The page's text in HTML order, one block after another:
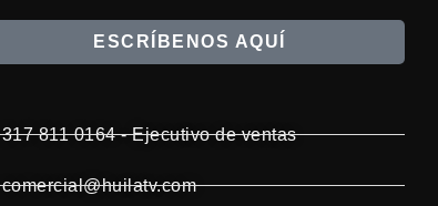
ESCRÍBENOS AQUÍ
317 811 0164 - Ejecutivo de ventas
comercial@huilatv.com